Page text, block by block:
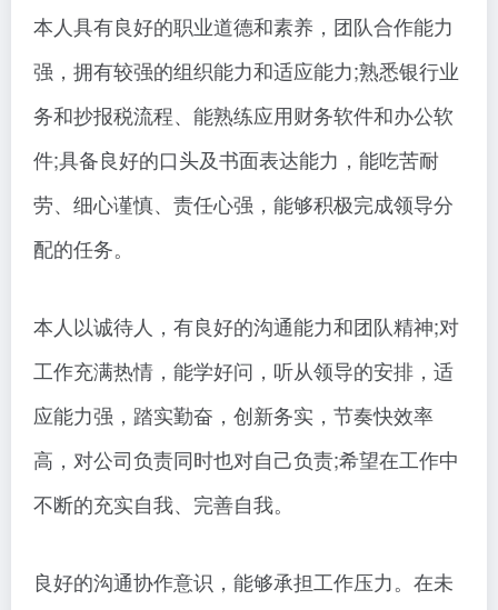
本人具有良好的职业道德和素养，团队合作能力
强，拥有较强的组织能力和适应能力;熟悉银行业
务和抄报税流程、能熟练应用财务软件和办公软
件;具备良好的口头及书面表达能力，能吃苦耐
劳、细心谨慎、责任心强，能够积极完成领导分
配的任务。
本人以诚待人，有良好的沟通能力和团队精神;对
工作充满热情，能学好问，听从领导的安排，适
应能力强，踏实勤奋，创新务实，节奏快效率
高，对公司负责同时也对自己负责;希望在工作中
不断的充实自我、完善自我。
良好的沟通协作意识，能够承担工作压力。在未